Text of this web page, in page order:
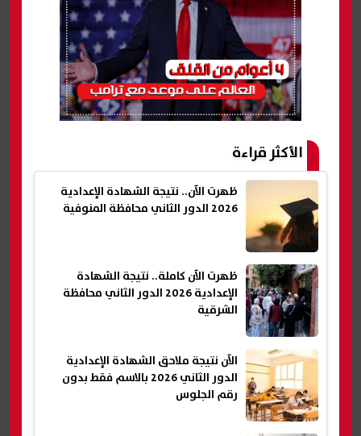
الأكثر قراءة
ظهرت الآن.. نتيجة الشهادة الإعدادية
2026 الدور الثاني محافظة المنوفية
ظهرت الآن كاملة.. نتيجة الشهادة
الإعدادية 2026 الدور الثاني محافظة
الشرقية
الآن نتيجة ملاحق الشهادة الإعدادية
الدور الثاني 2026 بالاسم فقط بدون
رقم الجلوس